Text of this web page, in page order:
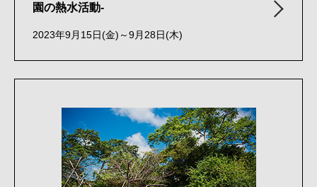
園の熱水活動-
2023年9月15日(金)～9月28日(木)